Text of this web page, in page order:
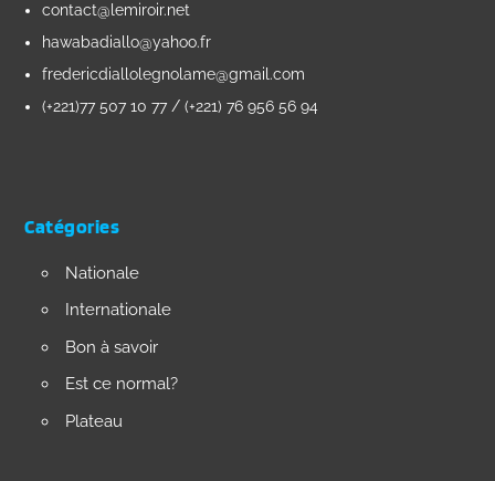
contact@lemiroir.net
hawabadiallo@yahoo.fr
fredericdiallolegnolame@gmail.com
(+221)77 507 10 77 / (+221) 76 956 56 94
Catégories
Nationale
Internationale
Bon à savoir
Est ce normal?
Plateau